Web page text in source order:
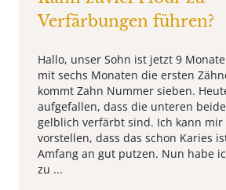
Verfärbungen führen?
Hallo, unser Sohn ist jetzt 9
mit sechs Monaten die ersten
kommt Zahn Nummer sieben.
aufgefallen, dass die unteren
gelblich verfärbt sind. Ich kann
vorstellen, dass das schon Karies
Amfang an gut putzen. Nun habe
zu ...